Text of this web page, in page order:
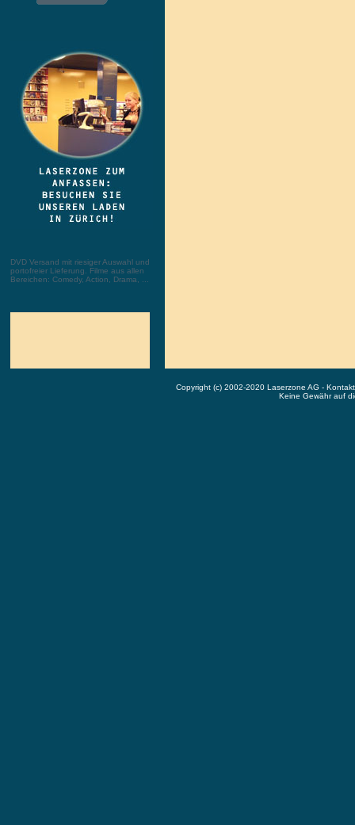
DVD Versand mit riesiger Auswahl und
portofreier Lieferung. Filme aus allen
Bereichen: Comedy, Action, Drama, ...
Copyright (c) 2002-2020 Laserzone AG -
Keine Gewähr auf